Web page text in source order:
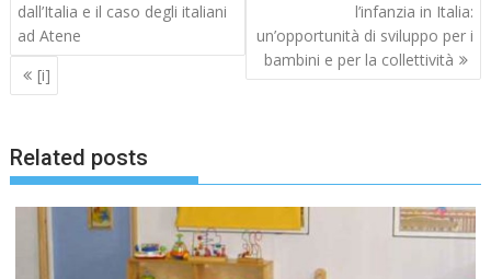
articoli
dall’Italia e il caso degli italiani
ad Atene
[i]
l’infanzia in Italia:
un’opportunità di sviluppo per i
bambini e per la collettività
Related posts